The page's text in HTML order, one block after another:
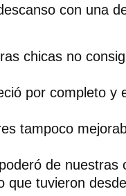
con una
chicas no
por completo y
tampoco
de nuestras
que tuvieron